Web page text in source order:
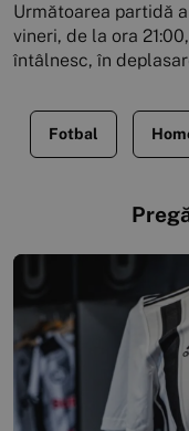
Următoarea partidă
vineri, de la ora
întâlnesc, în
Fotbal